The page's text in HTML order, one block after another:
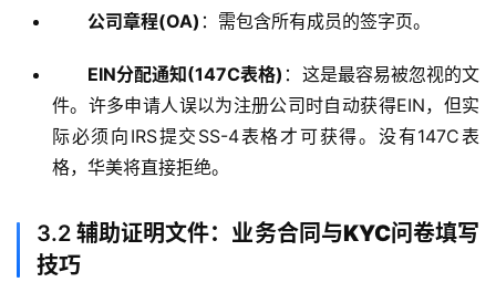
公司章程(OA) ：需包含所有成员的签字页。
EIN分配通知(147C表格) ：这是最容易被忽视的文
件。许多申请人误以为注册公司时自动获得EIN，但实
际必须向IRS提交SS-4表格才可获得。没有147C表
格，华美将直接拒绝。
3.2辅助证明文件：业务合同与KYC问卷填写
技巧